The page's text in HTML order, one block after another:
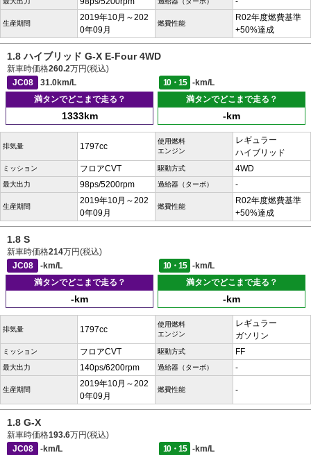
生産期間
2019年10月～202
0年09月
燃費性能
R02年度燃費基準
+50%達成
1.8 ハイブリッド G-X E-Four 4WD
新車時価格260.2万円(税込)
JC08
31.0km/L 10・15
-km/L
満タンでどこまで走る？
1333km
満タンでどこまで走る？
-km
排気量 1797cc
使用燃料
エンジン
レギュラー
ハイブリッド
ミッション フロアCVT 駆動方式 4WD
最大出力 98ps/5200rpm 過給器（ターボ） -
生産期間
2019年10月～202
0年09月
燃費性能
R02年度燃費基準
+50%達成
1.8 S
新車時価格214万円(税込)
JC08
-km/L 10・15
-km/L
満タンでどこまで走る？
-km
満タンでどこまで走る？
-km
排気量 1797cc
使用燃料
エンジン
レギュラー
ガソリン
ミッション フロアCVT 駆動方式 FF
最大出力 140ps/6200rpm 過給器（ターボ） -
生産期間
2019年10月～202
0年09月
燃費性能 -
1.8 G-X
新車時価格193.6万円(税込)
JC08
-km/L 10・15
-km/L